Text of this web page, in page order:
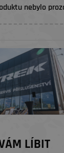
nebylo
LÍBIT